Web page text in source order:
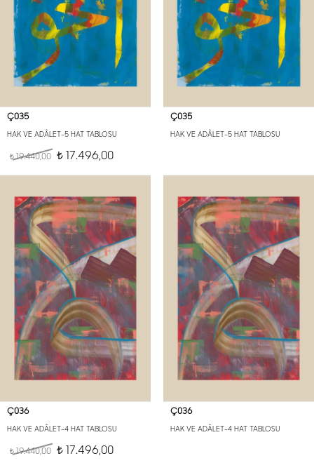
Ç035
HAK VE ADÂLET-5 HAT TABLOSU
t19.440,00 t 17.496,00
Ç035
HAK VE ADÂLET-5 HAT TABLOSU
Ç036
HAK VE ADÂLET-4 HAT TABLOSU
t19.440,00 t 17.496,00
Ç036
HAK VE ADÂLET-4 HAT TABLOSU